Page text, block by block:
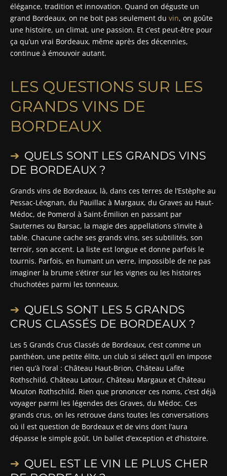
élégance, tradition et innovation. Quand on déguste un
grand Bordeaux, on ne boit pas seulement du vin, on goûte
une histoire, un climat, une passion. Et c’est peut-être pour
ça qu’un vrai Bordeaux, même après des décennies,
continue à émouvoir autant.
LES QUESTIONS SUR LES
GRANDS VINS DE
BORDEAUX
QUELS SONT LES GRANDS VINS
DE BORDEAUX ?
Grands vins de Bordeaux, là, dans ces terres de l’Estèphe au
Pessac-Léognan, du Pauillac à Margaux, du Graves au Haut-
Médoc, de Pomerol à Saint-Émilion en passant par
Sauternes ou Barsac, la magie des appellations s’invite à
table. Chacune cache ses grands vins, ses subtilités, son
terroir, son accent. La liste est longue et donne parfois le
tournis. Parfois, en humant un verre, impossible de ne pas
imaginer la brume s’étirer sur les vignes ou les histoires
chuchotées parmi les tonneaux.
QUELS SONT LES 5 GRANDS
CRUS CLASSÉS DE BORDEAUX ?
Les 5 Grands Crus Classés de Bordeaux, c’est comme un
panthéon, une petite élite, un club si sélect qu’il en impose
rien qu’à l’oral : Château Haut-Brion, Château Lafite
Rothschild, Château Latour, Château Margaux et Château
Mouton Rothschild. Rien que prononcer ces noms, c’est déjà
voyager parmi les légendes des Graves, du Médoc. Ces
grands crus, on les retrouve dans toutes les conversations
où il est question de Bordeaux et de vins dont l’aura
dépasse le simple goût. Un ballet d’exception et d’histoire.
QUEL EST LE VIN LE PLUS CHER